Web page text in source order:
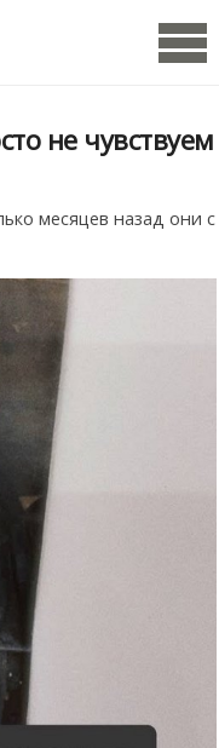
не чувствуем
месяцев назад они с